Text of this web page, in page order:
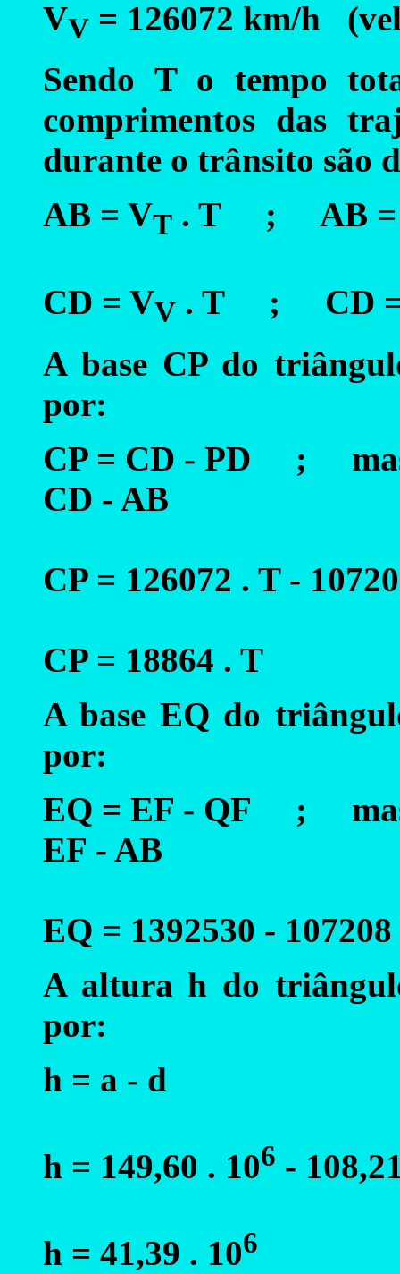
VV = 126072 km/h
Sendo T o tempo
comprimentos das
durante o trânsito são
AB = VT . T ; AB =
CD = VV . T ; CD =
A base CP do
por:
CP = CD - PD ;
CD - AB
CP = 126072 . T -
CP = 18864 . T
A base EQ do
por:
EQ = EF - QF ;
EF - AB
EQ = 1392530 -
A altura h do
por:
h = a - d
h = 149,60 . 106 -
h = 41,39 . 106